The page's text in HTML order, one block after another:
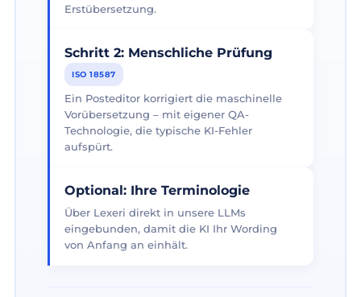
Erstübersetzung.
Schritt 2: Menschliche Prüfung
ISO 18587
Ein Posteditor korrigiert die maschinelle
Vorübersetzung – mit eigener QA-
Technologie, die typische KI-Fehler
aufspürt.
Optional: Ihre Terminologie
Über Lexeri direkt in unsere LLMs
eingebunden, damit die KI Ihr Wording
von Anfang an einhält.